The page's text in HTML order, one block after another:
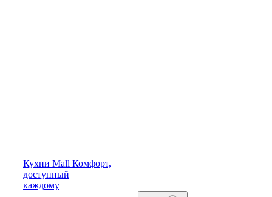
Кухни Mall Комфорт,
доступный
каждому